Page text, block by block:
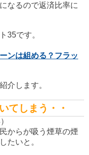
なるので返済比率に
35です。
ンは組める？フラッ
介します。
てしまう・・
からが吸う煙草の煙
たいと。